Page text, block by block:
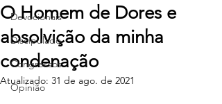
Devocionais
Discipulado
Congressos
Opinião
O Homem de Dores e
absolvição da minha
condenação
Atualizado: 31 de ago. de 2021